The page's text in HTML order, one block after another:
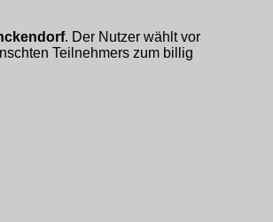
. Der Nutzer wählt vor
Teilnehmers zum billig